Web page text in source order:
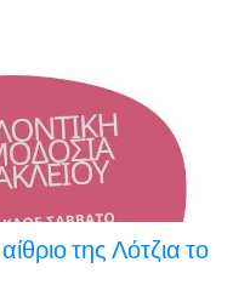
της Λότζια το